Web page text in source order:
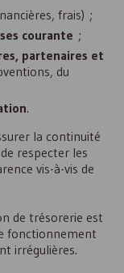
frais) ;
courante ;
partenaires et
du
.
la continuité
respecter les
vis-à-vis de
de trésorerie est
fonctionnement
irrégulières.